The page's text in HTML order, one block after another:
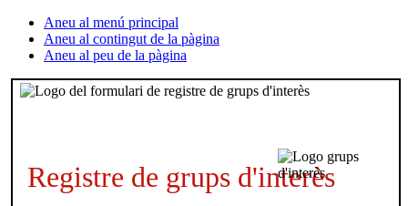
Aneu al menú principal
Aneu al contingut de la pàgina
Aneu al peu de la pàgina
Registre de grups d'interès